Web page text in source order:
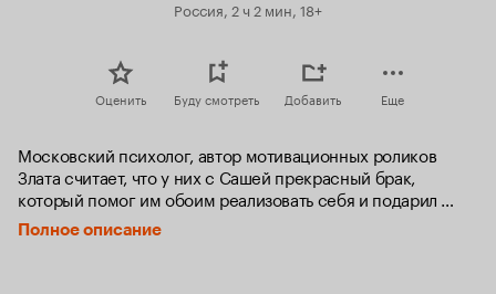
Россия, 2 ч 2 мин, 18+
Оценить Буду смотреть Добавить Еще
Московский психолог, автор мотивационных роликов
Злата считает, что у них с Сашей прекрасный брак,
который помог им обоим реализовать себя и подарил
десять лет образцовой совместной жизни — для
полноценного счастья не хватает только ребенка. Саша
Полное описание